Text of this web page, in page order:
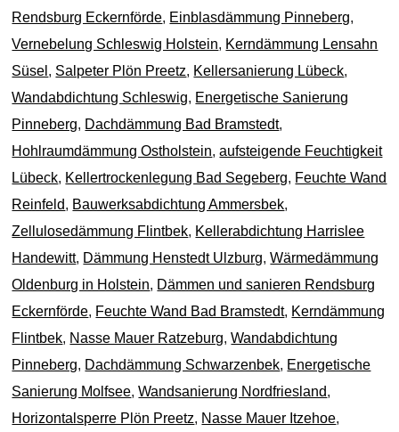
Rendsburg Eckernförde, Einblasdämmung Pinneberg,
Vernebelung Schleswig Holstein, Kerndämmung Lensahn
Süsel , Salpeter Plön Preetz, Kellersanierung Lübeck,
Wandabdichtung Schleswig, Energetische Sanierung
Pinneberg, Dachdämmung Bad Bramstedt,
Hohlraumdämmung Ostholstein,aufsteigende Feuchtigkeit
Lübeck, Kellertrockenlegung Bad Segeberg, Feuchte Wand
Reinfeld, Bauwerksabdichtung Ammersbek,
Zellulosedämmung Flintbek, Kellerabdichtung Harrislee
Handewitt, Dämmung Henstedt Ulzburg,Wärmedämmung
Oldenburg in Holstein, Dämmen und sanieren Rendsburg
Eckernförde, Feuchte Wand Bad Bramstedt, Kerndämmung
Flintbek, Nasse Mauer Ratzeburg,Wandabdichtung
Pinneberg, Dachdämmung Schwarzenbek, Energetische
Sanierung Molfsee,Wandsanierung Nordfriesland,
Horizontalsperre Plön Preetz, Nasse Mauer Itzehoe,